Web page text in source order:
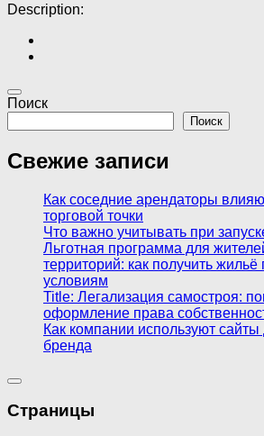
Description:
Поиск
Поиск
Свежие записи
Как соседние арендаторы
торговой точки
Что важно учитывать при
Льготная программа для
территорий: как получить
условиям
Title: Легализация самостроя:
оформление права
Как компании используют
бренда
Страницы